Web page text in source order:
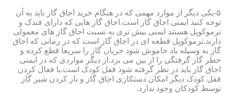
۵-یکی دیگر از موارد مهمی که در هنگام خرید اجاق گاز باید به آن
توجه کنید ایمنی اجاق گاز است.اجاق گاز هایی که دارای فندک و
ترموکوپل هستند ایمنی بیش تری به نسبت اجاق گاز های معمولی
دارند.ترموکوپل قطعه ای در اجاق گاز است که در زمانی که اجاق
گاز به وسیله باد خاموش شود جریان گاز را سریعا قطع کرده و
خطر گاز گرفتگی را از بین می برد.از دیگر مواردی که در ایمنی
اجاق گاز باید در نظر گرفته شود قفل کودک است.با فعال کردن
قفل کودک دیگر امکان دستکاری اجاق گاز و باز کردن شیر گاز
توسط کودکان وجود ندارد.